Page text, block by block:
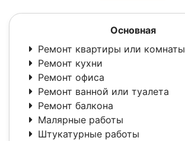
Основная
Ремонт квартиры или комнаты
Ремонт кухни
Ремонт офиса
Ремонт ванной или туалета
Ремонт балкона
Малярные работы
Штукатурные работы